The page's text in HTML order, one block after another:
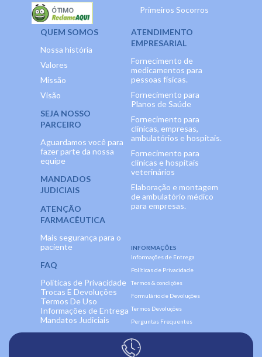
Primeiros Socorros
QUEM SOMOS
Nossa história
Valores
Missão
Visão
SEJA NOSSO
PARCEIRO
Aguardamos você para
fazer parte da nossa
equipe
MANDADOS
JUDICIAIS
ATENÇÃO
FARMACÊUTICA
Mais segurança para o
paciente
FAQ
Políticas de Privacidade
Trocas E Devoluções
Termos De Uso
Informações de Entrega
Mandatos Judiciais
ATENDIMENTO
EMPRESARIAL
Fornecimento de
medicamentos para
pessoas físicas.
Fornecimento para
Planos de Saúde
Fornecimento para
clínicas, empresas,
ambulatórios e hospitais.
Fornecimento para
clínicas e hospitais
veterinários
Elaboração e montagem
de ambulatório médico
para empresas.
INFORMAÇÕES
Informações de Entrega
Políticas de Privacidade
Termos & condições
Formulário de Devoluções
Termos Devoluções
Perguntas Frequentes